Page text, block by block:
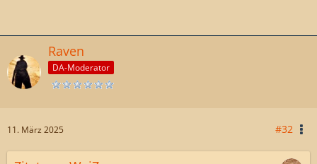
Raven
DA-Moderator
11. März 2025 #32